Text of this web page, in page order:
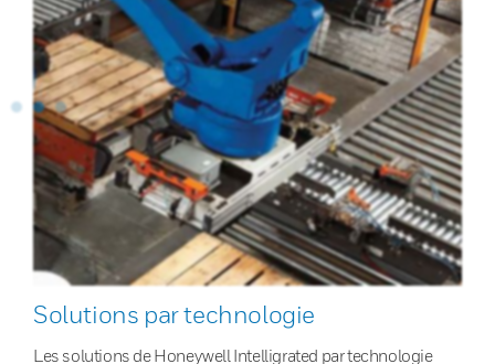
Solutions par technologie
Les solutions de Honeywell Intelligrated par technologie